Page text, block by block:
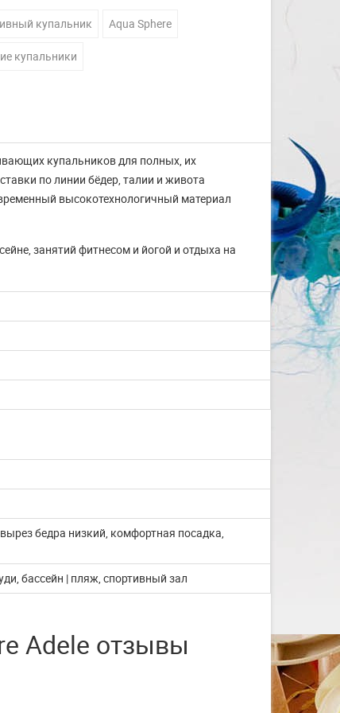
для плавания
на заказ шапочек для
купальник Aqua Sphere
купальники
купальников для полных, их
по линии бёдер, талии и живота
высокотехнологичный материал
занятий фитнесом и йогой и отдыха на
бедра низкий, комфортная посадка,
бассейн | пляж, спортивный зал
Adele отзывы